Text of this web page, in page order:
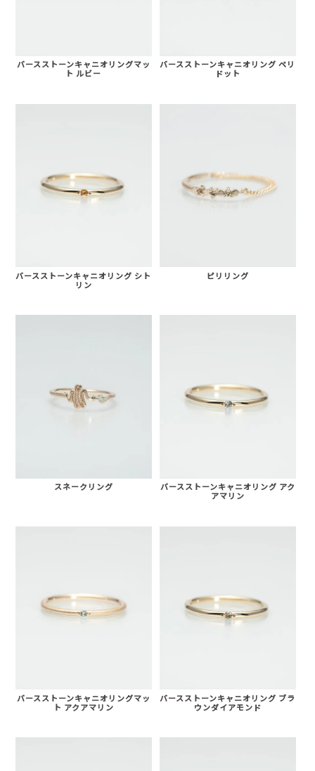
バースストーンキャニオリングマッ
ト ルビー
バースストーンキャニオリング ペリ
ドット
バースストーンキャニオリング シト
リン
ピリリング
スネークリング
バースストーンキャニオリング アク
アマリン
バースストーンキャニオリングマッ
ト アクアマリン
バースストーンキャニオリング ブラ
ウンダイアモンド